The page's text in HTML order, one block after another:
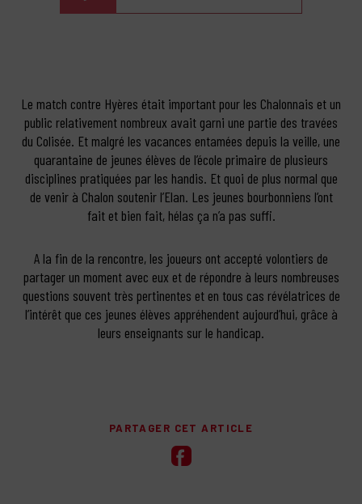
Le match contre Hyères était important pour les Chalonnais et un
public relativement nombreux avait garni une partie des travées
du Colisée. Et malgré les vacances entamées depuis la veille, une
quarantaine de jeunes élèves de l’école primaire de plusieurs
disciplines pratiquées par les handis. Et quoi de plus normal que
de venir à Chalon soutenir l’Elan. Les jeunes bourbonniens l’ont
fait et bien fait, hélas ça n’a pas suffi.
A la fin de la rencontre, les joueurs ont accepté volontiers de
partager un moment avec eux et de répondre à leurs nombreuses
questions souvent très pertinentes et en tous cas révélatrices de
l’intérêt que ces jeunes élèves appréhendent aujourd’hui, grâce à
leurs enseignants sur le handicap.
PARTAGER CET ARTICLE